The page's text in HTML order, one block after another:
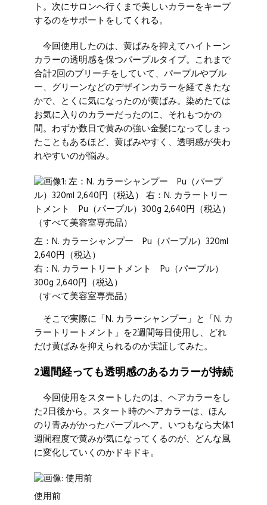
ト。次にサロンへ行くまで美しいカラーをキープ
するのをサポートをしてくれる。
今回使用したのは、黄ばみを抑えてハイトーン
カラーの透明感を保つパープルタイプ。これまで
合計2回のブリーチをしていて、パープルやブル
ー、グリーンなどのデザインカラーを経てきたな
かで、とくに気になったのが黄ばみ。染めたては
お気に入りのカラーだったのに、それもつかの
間。わずか数日で黄みの強い金髪になってしまっ
たこともあるほど、黄ばみやすく、透明感が失わ
れやすいのが悩み。
左：N. カラーシャンプー Pu（パープル）320ml
2,640円（税込）
右：N. カラートリートメント Pu（パープル）
300g 2,640円（税込）
（すべて美容室専売品）
そこで実際に「N. カラーシャンプー」と「N. カ
ラートリートメント」を2週間毎日使用し、どれ
だけ黄ばみを抑えられるのか実証してみた。
2週間経っても透明感のあるカラーが持続
今回使用をスタートしたのは、ヘアカラーをし
た2日後から。スタート時のヘアカラーは、ほん
のり青みがかったパープルヘア。いつもなら大体1
週間程度で黄みが気になってくるのが、どんな風
に変化していくのかドキドキ。
使用前